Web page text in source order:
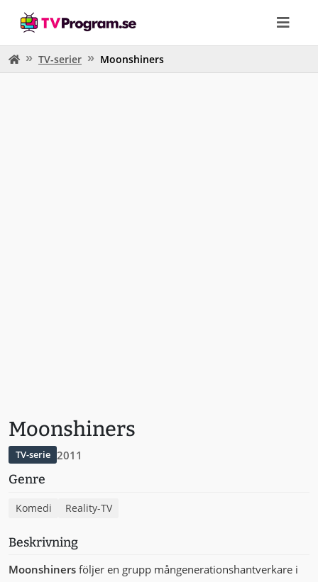
TV-serier Moonshiners
Moonshiners
TV-serie 2011
Genre
Komedi Reality-TV
Beskrivning
Moonshiners följer en grupp mångenerationshantverkare i